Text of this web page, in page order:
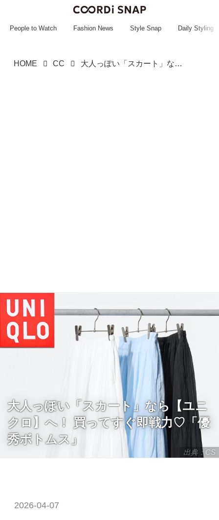
~~~~~~~~~~~
People to Watch Fashion News Style Snap Daily Styling
HOME CC 大人っぽい「スカート」なら【ユニクロ】へ！ 買ってすぐ即戦力♡「優秀ボトムス」
出典：CS
大人っぽい「スカート」なら【ユニ
クロ】へ！ 買ってすぐ即戦力♡「優
秀ボトムス」
2026-04-07